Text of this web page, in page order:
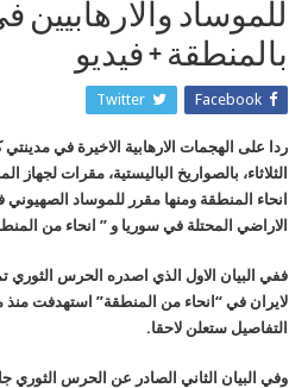
للموساد
بالمنطقة + فيديو
Facebook
Twitter
ردا على الهجمات الارهابية الاخيرة في
الثلاثاء، بالصواريخ الباليستية، مقرات
انحاء المنطقة ومنها مقرر للموساد
الاراضي المحتلة في سوريا و ” انحاء من المنطقة” وفق 3 بيانات منفصلة
ففي البيان الاول الذي اصدره الحرس الثوري
لايران في “انحاء من المنطقة” استهدفت منذ
التفاصيل ستعلن لاحقا.
وفي البيان الثاني الصادر عن الحرس الثوري